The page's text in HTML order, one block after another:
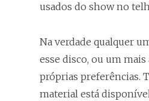
usados do show no
Na verdade qualquer
esse disco, ou um mais
próprias preferências.
material está